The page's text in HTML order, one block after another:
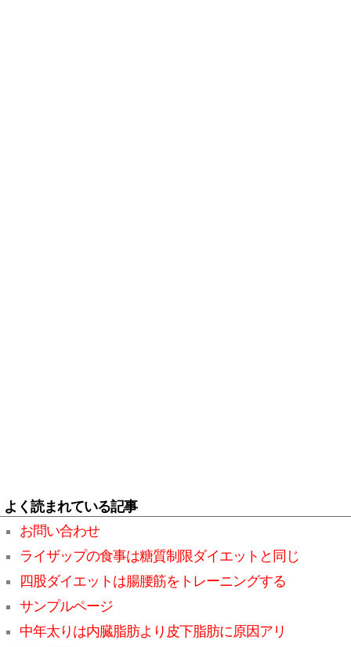
よく読まれている記事
お問い合わせ
ライザップの食事は糖質制限ダイエットと同じ
四股ダイエットは腸腰筋をトレーニングする
サンプルページ
中年太りは内臓脂肪より皮下脂肪に原因アリ